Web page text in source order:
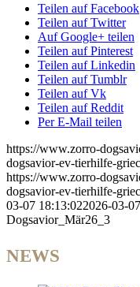
Teilen auf Facebook
Teilen auf Twitter
Auf Google+ teilen
Teilen auf Pinterest
Teilen auf Linkedin
Teilen auf Tumblr
Teilen auf Vk
Teilen auf Reddit
Per E-Mail teilen
https://www.zorro-
dogsavior-ev-tierhilfe-
https://www.zorro-
dogsavior-ev-tierhilfe-
03-07 18:13:022026-03-
Dogsavior_Mär26_3
NEWS